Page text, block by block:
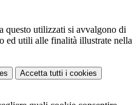
questo utilizzati si avvalgono di
ed utili alle finalità illustrate nella
Accetta tutti i cookies